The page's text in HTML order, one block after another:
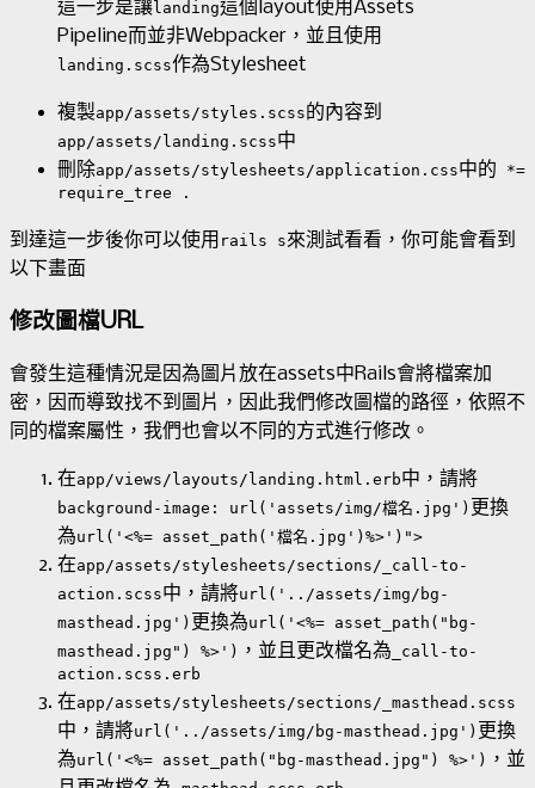
這一步是讓landing這個layout使用Assets
Pipeline而並非Webpacker，並且使用
landing.scss作為Stylesheet
複製app/assets/styles.scss的內容到
app/assets/landing.scss中
刪除app/assets/stylesheets/application.css中的 *=
require_tree .
到達這一步後你可以使用 rails s來測試看看，你可能會看到
以下畫面
修改圖檔URL
會發生這種情況是因為圖片放在assets中Rails會將檔案加
密，因而導致找不到圖片，因此我們修改圖檔的路徑，依照不
同的檔案屬性，我們也會以不同的方式進行修改。
在app/views/layouts/landing.html.erb中，請將
background-image: url('assets/img/檔名.jpg') 更換
為url('<%= asset_path('檔名.jpg')%>')">
在app/assets/stylesheets/sections/_call-to-
action.scss中，請將url('../assets/img/bg-
masthead.jpg') 更換為url('<%= asset_path("bg-
masthead.jpg") %>') ，並且更改檔名為 _call-to-
action.scss.erb
在app/assets/stylesheets/sections/_masthead.scss
中，請將url('../assets/img/bg-masthead.jpg') 更換
為url('<%= asset_path("bg-masthead.jpg") %>') ，並